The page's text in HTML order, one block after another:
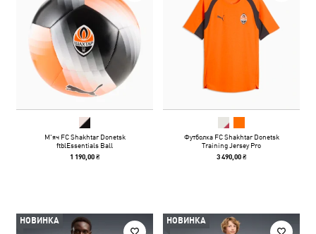
М'яч FC Shakhtar Donetsk
ftblEssentials Ball
1 190,00 ₴
Футболка FC Shakhtar Donetsk
Training Jersey Pro
3 490,00 ₴
НОВИНКА НОВИНКА